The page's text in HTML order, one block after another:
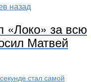
назад
«Локо» за всю
Матвей
стал самой